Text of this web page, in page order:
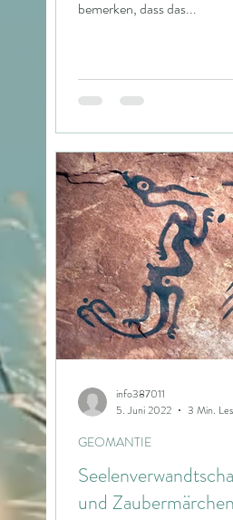
bemerken, dass das...
und Zaubermärchen
GEOMANTIE
info387011
5. Juni 2022
3 Min.